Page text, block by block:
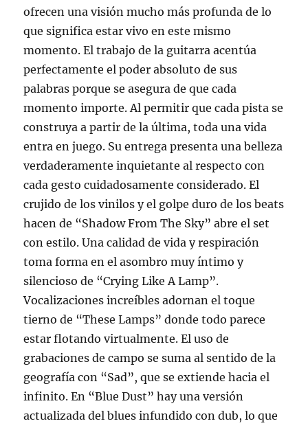
ofrecen una visión mucho más profunda de lo
que significa estar vivo en este mismo
momento. El trabajo de la guitarra acentúa
perfectamente el poder absoluto de sus
palabras porque se asegura de que cada
momento importe. Al permitir que cada pista se
construya a partir de la última, toda una vida
entra en juego. Su entrega presenta una belleza
verdaderamente inquietante al respecto con
cada gesto cuidadosamente considerado. El
crujido de los vinilos y el golpe duro de los beats
hacen de “Shadow From The Sky” abre el set
con estilo. Una calidad de vida y respiración
toma forma en el asombro muy íntimo y
silencioso de “Crying Like A Lamp”.
Vocalizaciones increíbles adornan el toque
tierno de “These Lamps” donde todo parece
estar flotando virtualmente. El uso de
grabaciones de campo se suma al sentido de la
geografía con “Sad”, que se extiende hacia el
infinito. En “Blue Dust” hay una versión
actualizada del blues infundido con dub, lo que